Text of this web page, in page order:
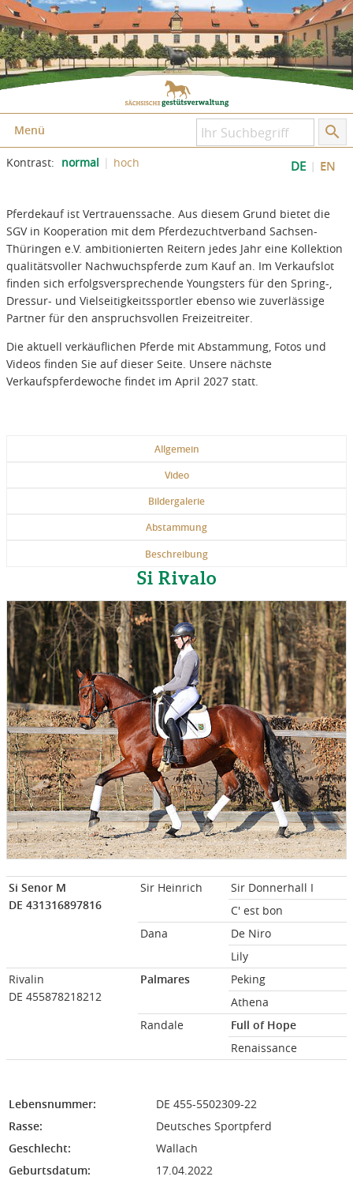
Zum Inhalt springen
Zum Seitenfuß springen
Menü
Kontrast: normal hoch EN
DE
Pferdekauf ist Vertrauenssache. Aus diesem Grund bietet die
SGV in Kooperation mit dem Pferdezuchtverband Sachsen-
Thüringen e.V. ambitionierten Reitern jedes Jahr eine Kollektion
qualitätsvoller Nachwuchspferde zum Kauf an. Im Verkaufslot
finden sich erfolgsversprechende Youngsters für den Spring-,
Dressur- und Vielseitigkeitssportler ebenso wie zuverlässige
Partner für den anspruchsvollen Freizeitreiter.
Die aktuell verkäuflichen Pferde mit Abstammung, Fotos und
Videos finden Sie auf dieser Seite. Unsere nächste
Verkaufspferdewoche findet im April 2027 statt.
Allgemein
Video
Bildergalerie
Abstammung
Beschreibung
Si Rivalo
Si Senor M
DE 431316897816
Sir Heinrich
Sir Donnerhall I
C' est bon
Dana
De Niro
Lily
Rivalin
DE 455878218212
Palmares
Peking
Athena
Randale
Full of Hope
Renaissance
Lebensnummer:
DE 455-5502309-22
Rasse:
Deutsches Sportpferd
Geschlecht:
Wallach
Geburtsdatum:
17.04.2022